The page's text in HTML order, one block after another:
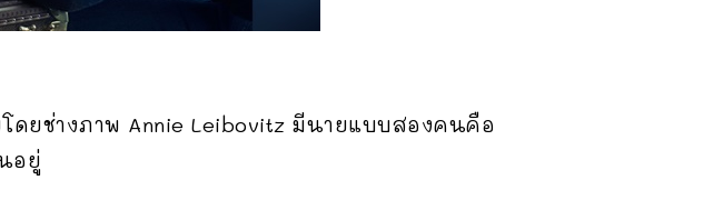
ยช่างภาพ Annie Leibovitz มีนายแบบสองคนคือ
อยู่